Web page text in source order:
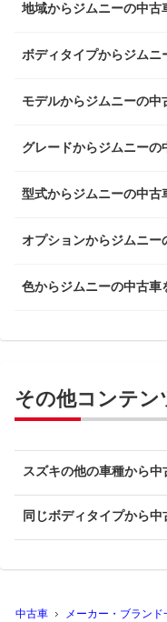
地域からジムニーの中古
ボディタイプからジムニ
モデルからジムニーの中
グレードからジムニーの
型式からジムニーの中古
オプションからジムニー
色からジムニーの中古車
その他コンテン
スズキの他の車種から中
同じボディタイプから中
中古車 メーカー・ブランド